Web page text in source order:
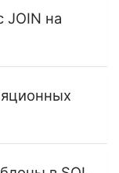
JOIN на